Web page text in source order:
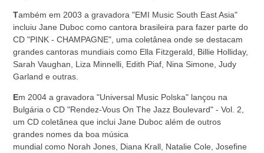
Também em 2003 a gravadora "EMI Music South East Asia"
incluiu Jane Duboc como cantora brasileira para fazer parte do
CD "PINK - CHAMPAGNE", uma coletânea onde se destacam
grandes cantoras mundiais como Ella Fitzgerald, Billie Holliday,
Sarah Vaughan, Liza Minnelli, Edith Piaf, Nina Simone, Judy
Garland e outras.
Em 2004 a gravadora "Universal Music Polska" lançou na
Bulgária o CD "Rendez-Vous On The Jazz Boulevard" - Vol. 2,
um CD coletânea que inclui Jane Duboc além de outros
grandes nomes da boa música
mundial como Norah Jones, Diana Krall, Natalie Cole, Josefine